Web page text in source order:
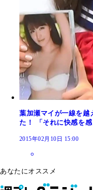
葉加瀬マイが一線を越
た！ 「それに快感を
2015年02月10日 15:00
あなたにオススメ